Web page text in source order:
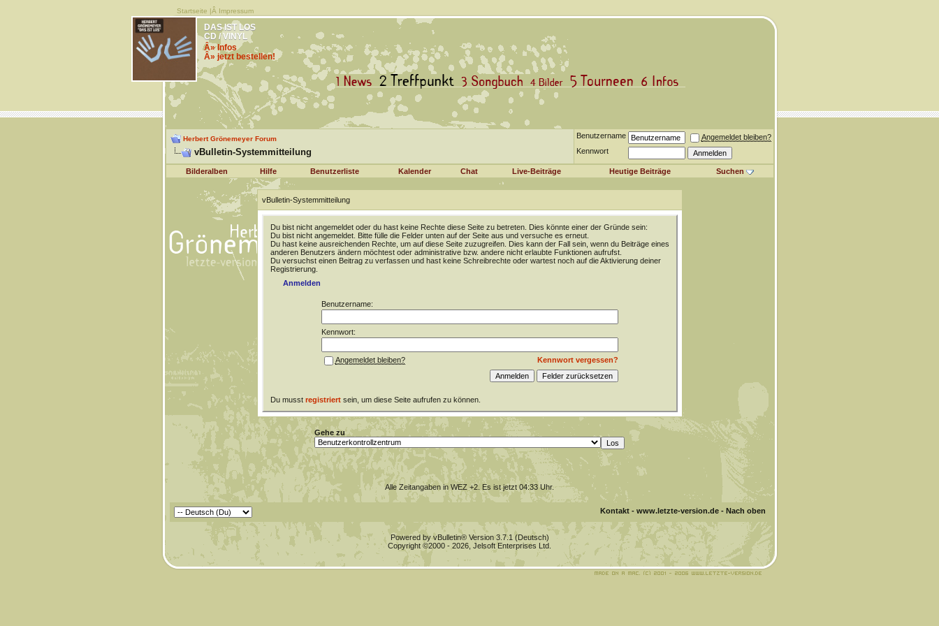
Startseite |Â Impressum
DAS IST LOS
CD / VINYL
Â» Infos
Â» jetzt bestellen!
Herbert Grönemeyer Forum
vBulletin-Systemmitteilung
Benutzername
Angemeldet bleiben?
Kennwort
Bilderalben Hilfe Benutzerliste Kalender Chat Live-Beiträge Heutige Beiträge Suchen
vBulletin-Systemmitteilung
Du bist nicht angemeldet oder du hast keine Rechte diese Seite zu betreten. Dies könnte einer der Gründe sein:
Du bist nicht angemeldet. Bitte fülle die Felder unten auf der Seite aus und versuche es erneut.
Du hast keine ausreichenden Rechte, um auf diese Seite zuzugreifen. Dies kann der Fall sein, wenn du Beiträge eines
anderen Benutzers ändern möchtest oder administrative bzw. andere nicht erlaubte Funktionen aufrufst.
Du versuchst einen Beitrag zu verfassen und hast keine Schreibrechte oder wartest noch auf die Aktivierung deiner
Registrierung.
Anmelden
Benutzername:
Kennwort:
Kennwort vergessen?
Angemeldet bleiben?
Du musst registriertsein, um diese Seite aufrufen zu können.
Gehe zu
Alle Zeitangaben in WEZ +2. Es ist jetzt04:33Uhr.
Kontakt- www.letzte-version.de- Nach oben
Powered by vBulletin® Version 3.7.1 (Deutsch)
Copyright ©2000 - 2026, Jelsoft Enterprises Ltd.